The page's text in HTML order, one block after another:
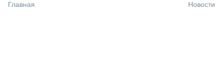
Главная Новости